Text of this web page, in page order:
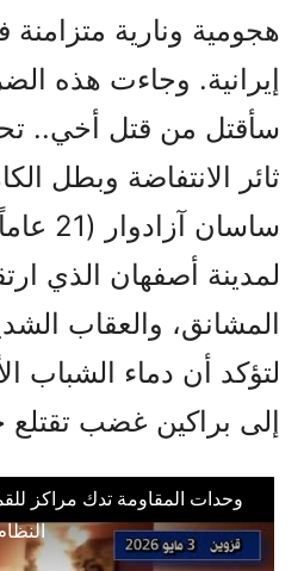
هجومية ونارية
إيرانية. وجاءت هذه
سأقتل من قتل أخي..
ثائر الانتفاضة وبطل
ساسان
لمدينة أصفهان الذي
المشانق، والعقاب
لتؤكد أن دماء الشباب
إلى براكين غضب تقتلع
وحدات المقاومة تدك مراكز